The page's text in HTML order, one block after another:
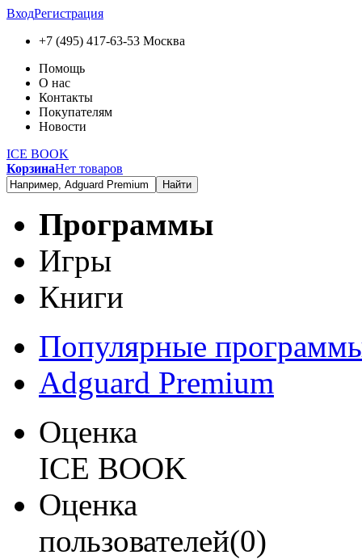
ВходРегистрация
+7 (495) 417-63-53 Москва
Помощь
О нас
Контакты
Покупателям
Новости
ICE BOOK
КорзинаНет товаров
Найти
Программы
Игры
Книги
Популярные
Adguard Premium
Оценка
ICE BOOK
Оценка
пользователей(0)